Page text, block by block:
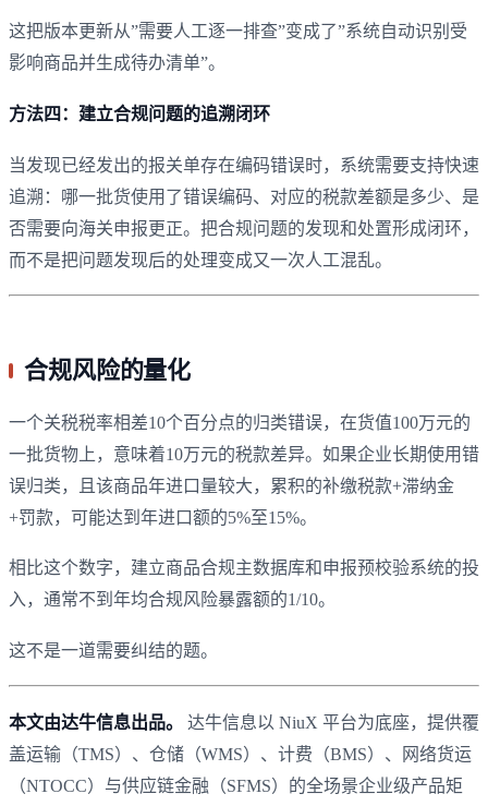
这把版本更新从”需要人工逐一排查”变成了”系统自动识别受
影响商品并生成待办清单”。
方法四：建立合规问题的追溯闭环
当发现已经发出的报关单存在编码错误时，系统需要支持快速
追溯：哪一批货使用了错误编码、对应的税款差额是多少、是
否需要向海关申报更正。把合规问题的发现和处置形成闭环，
而不是把问题发现后的处理变成又一次人工混乱。
合规风险的量化
一个关税税率相差10个百分点的归类错误，在货值100万元的
一批货物上，意味着10万元的税款差异。如果企业长期使用错
误归类，且该商品年进口量较大，累积的补缴税款+滞纳金
+罚款，可能达到年进口额的5%至15%。
相比这个数字，建立商品合规主数据库和申报预校验系统的投
入，通常不到年均合规风险暴露额的1/10。
这不是一道需要纠结的题。
本文由达牛信息出品。
达牛信息以 NiuX 平台为底座，提供覆
盖运输（TMS）、仓储（WMS）、计费（BMS）、网络货运
（NTOCC）与供应链金融（SFMS）的全场景企业级产品矩